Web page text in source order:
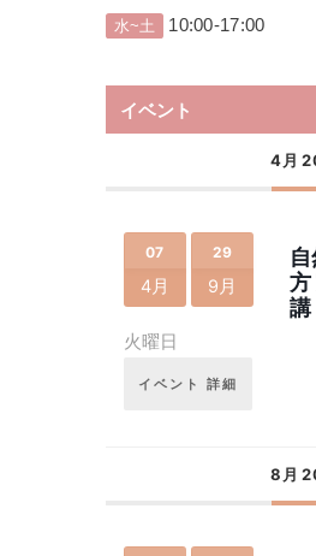
水~土 10:00-17:00
イベント
4月
07
4月
29
9月
講
火曜日
イベント 詳細
8月